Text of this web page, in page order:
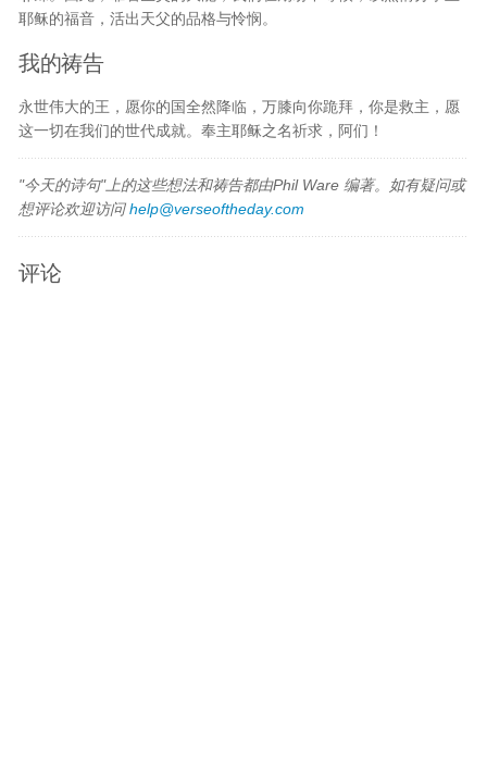
耶稣的福音，活出天父的品格与怜悯。
我的祷告
永世伟大的王，愿你的国全然降临，万膝向你跪拜，你是救主，愿
这一切在我们的世代成就。奉主耶稣之名祈求，阿们！
"今天的诗句"上的这些想法和祷告都由Phil Ware 编著。如有疑问或
想评论欢迎访问help@verseoftheday.com
评论